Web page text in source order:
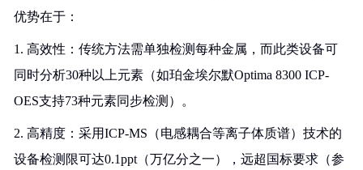
优势在于：
1. 高效性：传统方法需单独检测每种金属，而此类设备可
同时分析30种以上元素（如珀金埃尔默Optima 8300 ICP-
OES支持73种元素同步检测）。
2. 高精度：采用ICP-MS（电感耦合等离子体质谱）技术的
设备检测限可达0.1ppt（万亿分之一），远超国标要求（参